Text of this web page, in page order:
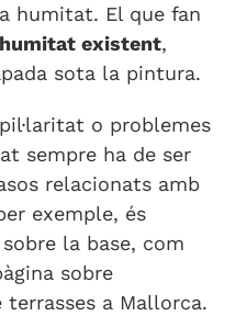
humitat. El que fan
existent,
sota la pintura.
o problemes
sempre ha de ser
relacionats amb
exemple, és
la base, com
sobre
a Mallorca.